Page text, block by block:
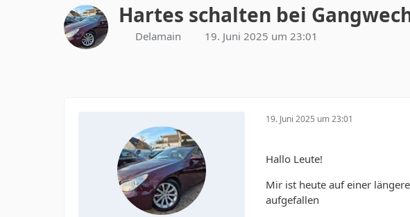
Hartes schalten bei
Delamain 19. Juni 2025 um 23:01
19. Juni 2025 um 23:01
Hallo Leute!
Mir ist heute auf einer
aufgefallen